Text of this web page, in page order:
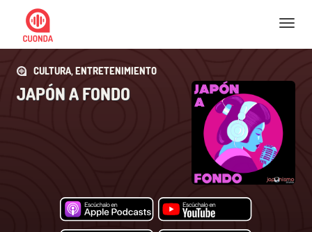
Nav
CULTURA, ENTRETENIMIENTO
JAPÓN A FONDO